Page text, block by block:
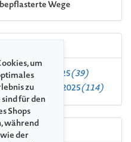
Wege
26.-27.07.2025(39)
27.07.2025(114)
um
zu
für den
Shops
während
der